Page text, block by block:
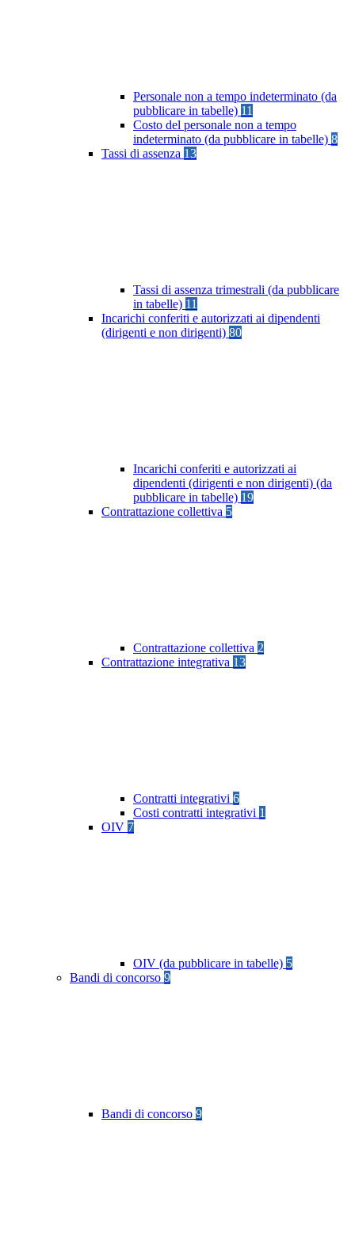
Personale non a tempo indeterminato (da
pubblicare in tabelle) 11
Costo del personale non a tempo
indeterminato (da pubblicare in tabelle) 8
Tassi di assenza 13
Tassi di assenza trimestrali (da pubblicare
in tabelle) 11
Incarichi conferiti e autorizzati ai dipendenti
(dirigenti e non dirigenti) 80
Incarichi conferiti e autorizzati ai
dipendenti (dirigenti e non dirigenti) (da
pubblicare in tabelle) 19
Contrattazione collettiva 5
Contrattazione collettiva 2
Contrattazione integrativa 13
Contratti integrativi 6
Costi contratti integrativi 1
OIV 7
OIV (da pubblicare in tabelle) 5
Bandi di concorso 9
Bandi di concorso 9